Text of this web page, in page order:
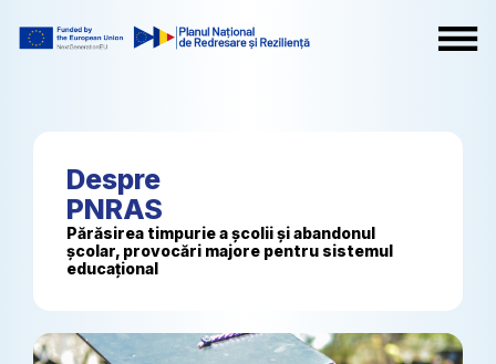
Despre
PNRAS
Părăsirea timpurie a școlii și abandonul
școlar, provocări majore pentru sistemul
educațional